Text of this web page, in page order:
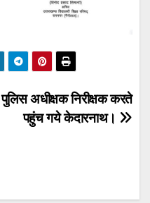
पुलिस अधीक्षक निरीक्षक करते
पहुंच गये केदारनाथ।